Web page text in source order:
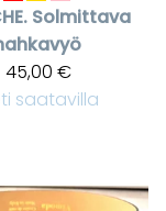
Solmittava
45,00 €
saatavilla